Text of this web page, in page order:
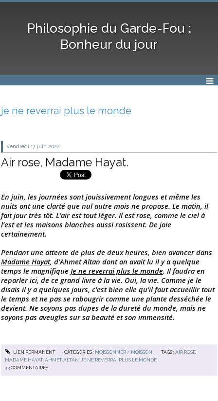
Philosophie du Garde-Fou :
Bonheur du jour
je ne reverrai plus le monde
vendredi 17 juin 2022
Air rose, Madame Hayat.
En juin, les journées sont jouissivement longues et même les
nuits ont une clarté que nul autre mois ne propose. Le matin, il
fait jour très tôt. L’air est tout léger. Il est rose, comme le ciel à
l’est et les maisons blanches aussi rosissent. De joie
certainement.
Pendant une attente de plus de deux heures, bien avancer dans
Madame Hayat, d’Ahmet Altan dont on avait lu il y a quelque
temps le magnifique Je ne reverrai plus le monde. Il faudra en
reparler ici, de ce grand livre à la vie. Oui, la vie. Comme je le
disais il y a quelques jours, c’est bien elle qu’il faut accueillir tout
le temps et ne pas se rabougrir comme une plante desséchée le
devient. Ne soyons pas dupes de la dureté du monde, mais ne
soyons pas aveugles sur sa beauté et son immensité.
LIEN PERMANENT CATÉGORIES : MOISSONNER / MOISSON TAGS :AIR ROSE
MADAME HAYAT,AHMET ALTAN
JE NE REVERRAI PLUS LE MONDE
43COMMENTAIRES